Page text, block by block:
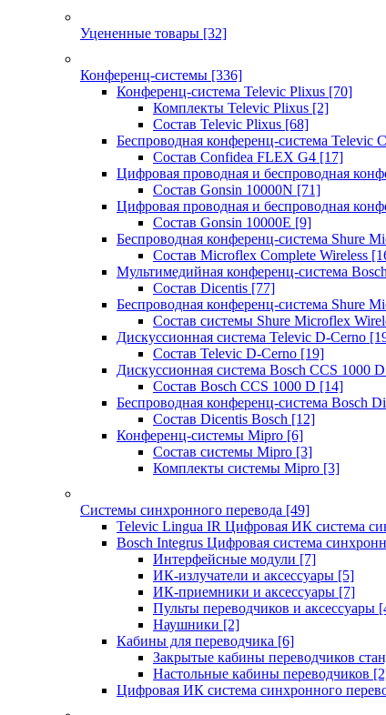
Уцененные товары [32]
Конференц-системы [336]
Конференц-система Televic Plixus [70]
Комплекты Televic Plixus [2]
Состав Televic Plixus [68]
Беспроводная конференц-система Televic
Состав Confidea FLEX G4 [17]
Цифровая проводная и беспроводная
Состав Gonsin 10000N [71]
Цифровая проводная и беспроводная
Состав Gonsin 10000E [9]
Беспроводная конференц-система Shure
Состав Microflex Complete Wireless
Мультимедийная конференц-система
Состав Dicentis [77]
Беспроводная конференц-система Shure
Состав системы Shure Microflex
Дискуссионная система Televic D-Cerno
Состав Televic D-Cerno [19]
Дискуссионная система Bosch CCS 1000 D
Состав Bosch CCS 1000 D [14]
Беспроводная конференц-система Bosch
Состав Dicentis Bosch [12]
Конференц-системы Mipro [6]
Состав системы Mipro [3]
Комплекты системы Mipro [3]
Системы синхронного перевода [49]
Televic Lingua IR Цифровая ИК система
Bosch Integrus Цифровая система
Интерфейсные модули [7]
ИК-излучатели и аксессуары [5]
ИК-приемники и аксессуары [7]
Пульты переводчиков и аксессуары
Наушники [2]
Кабины для переводчика [6]
Закрытые кабины переводчиков
Настольные кабины переводчиков
Цифровая ИК система синхронного